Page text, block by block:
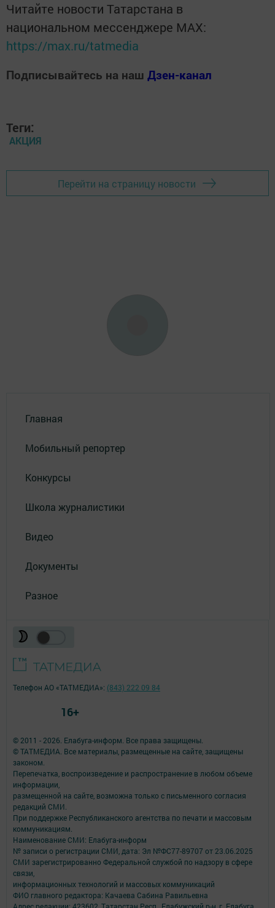
Читайте новости Татарстана в
национальном мессенджере MАХ:
https://max.ru/tatmedia
Подписывайтесь на наш Дзен-канал
Теги:
АКЦИЯ
Перейти на страницу новости
Главная
Мобильный репортер
Конкурсы
Школа журналистики
Видео
Документы
Разное
© 2011 - 2026. Елабуга-информ. Все права защищены.
© ТАТМЕДИА. Все материалы, размещенные на сайте, защищены
законом.
Перепечатка, воспроизведение и распространение в любом объеме
информации,
размещенной на сайте, возможна только с письменного согласия
редакций СМИ.
При поддержке Республиканского агентства по печати и массовым
коммуникациям.
Наименование СМИ: Елабуга-информ
№ записи о регистрации СМИ, дата: Эл №ФС77-89707 от 23.06.2025
СМИ зарегистрированно Федеральной службой по надзору в сфере
связи,
информационных технологий и массовых коммуникаций
ФИО главного редактора: Качаева Сабина Равильевна
Телефон АО «ТАТМЕДИА»: (843) 222 09 84
16+